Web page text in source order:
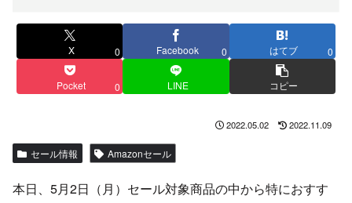
X 0 Facebook 0 はてブ 0
Pocket 0 LINE コピー
2022.05.02 2022.11.09
セール情報 Amazonセール
本日、5月2日（月）セール対象商品の中から特におすす